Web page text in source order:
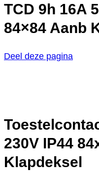
TCD 9h 16A
84×84 Aanb
Deel deze pagina
230V IP44
Klapdeksel